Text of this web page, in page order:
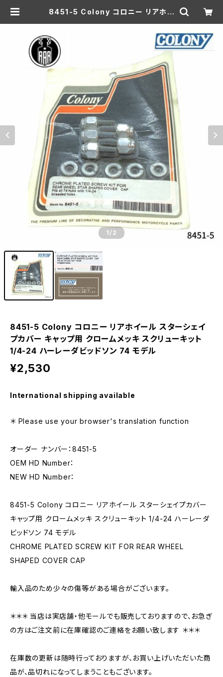
8451-5 Colony コロニー リアホイ
1/4-24 ハーレーダビッドソン 74 モ
1/2
8451-5 Colony コロニー リアホイール スターシェイ
プカバー キャップ用 クロームメッキ スクリューキット
1/4-24 ハーレーダビッドソン 74 モデル
¥2,530
International shipping available
＊ Please use your browser's translation function
オーダー ナンバー：8451-5
OEM HD Number：
NEW HD Number：
8451-5 Colony コロニー リアホイール スターシェイプカバー
キャップ用 クロームメッキ スクリューキット 1/4-24 ハーレーダ
ビッドソン 74 モデル
CHROME PLATED SCREW KIT FOR REAR WHEEL
SHAPED COVER CAP
輸入品のため少々の傷等がある場合がございます。
＊＊＊ 当店は実店舗・他モールでも販売しておりますので、お急ぎ
の方はご注文前に在庫確認のご連絡をお願い致します ＊＊＊
在庫数の更新は随時行っておりますが、お買い上げいただいた商
品が、品切れになってしまうこともございます。